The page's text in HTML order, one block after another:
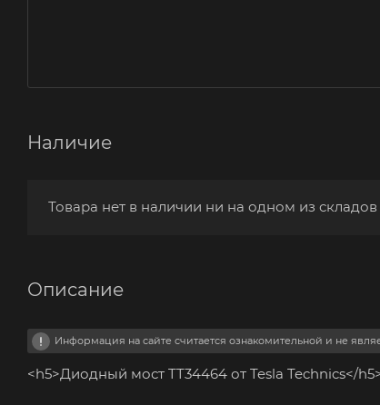
Наличие
Товара нет в наличии ни на одном из складов
Описание
Информация на сайте считается ознакомительной и не
<h5>Диодный мост TT34464 от Tesla Technics</